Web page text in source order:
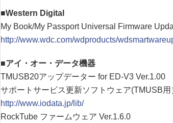
■Western Digital
My Book/My Passport Universal Firmware
http://www.wdc.com/wdproducts/
■アイ・オー・データ機器
TMUSB20アップデーター for ED-V3 Ver.1.00
サポートサービス更新ソフトウェア(TMUSB用
http://www.iodata.jp/lib/
RockTube ファームウェア Ver.1.6.0